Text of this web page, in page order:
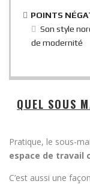
POINTS
Son style
de modernité
QUEL SOUS
Pratique, le sous-
espace de travail
C’est aussi une